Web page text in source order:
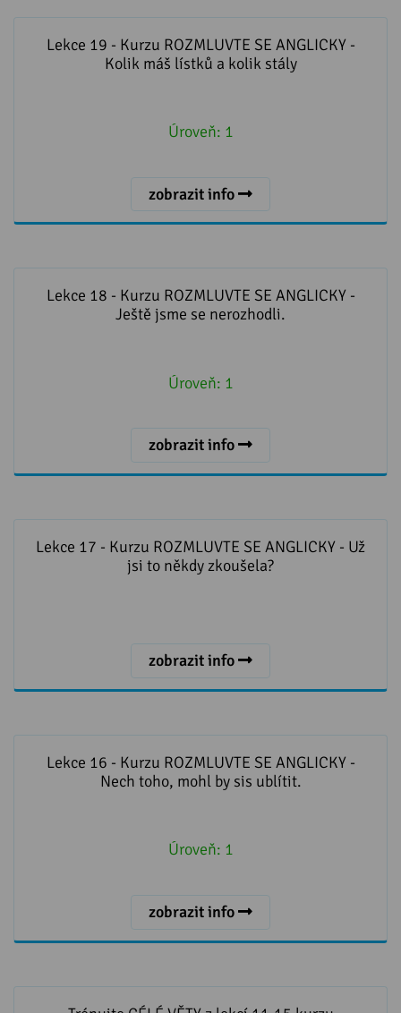
máš lístků a kolik stály
Lekce 19 - Kurzu ROZMLUVTE SE ANGLICKY -
Kolik máš lístků a kolik stály
Úroveň: 1
zobrazit info
jsme se nerozhodli.
Lekce 18 - Kurzu ROZMLUVTE SE ANGLICKY -
Ještě jsme se nerozhodli.
Úroveň: 1
zobrazit info
někdy zkoušela?
Lekce 17 - Kurzu ROZMLUVTE SE ANGLICKY - Už
jsi to někdy zkoušela?
zobrazit info
toho, mohl by sis ublítit.
Lekce 16 - Kurzu ROZMLUVTE SE ANGLICKY -
Nech toho, mohl by sis ublítit.
Úroveň: 1
zobrazit info